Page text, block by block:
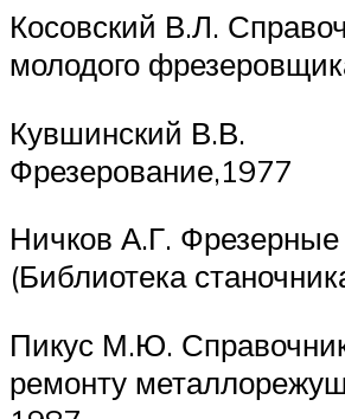
Косовский В.Л.
молодого
Кувшинский В.В.
Фрезерование,1977
Ничков А.Г. Фрезерные
(Библиотека
Пикус М.Ю.
ремонту